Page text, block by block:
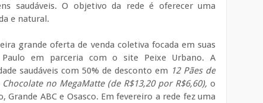
saudáveis. O objetivo da rede é oferecer uma
e natural.
grande oferta de venda coletiva focada em suas
em parceria com o site Peixe Urbano. A
saudáveis com 50% de desconto em 12 Pães de
no MegaMatte (de R$13,20 por R$6,60), o
Grande ABC e Osasco. Em fevereiro a rede fez uma